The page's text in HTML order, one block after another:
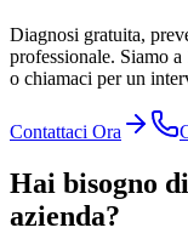
Diagnosi gratuita,
professionale. Siamo
o chiamaci per un
Contattaci Ora
Hai bisogno
azienda?